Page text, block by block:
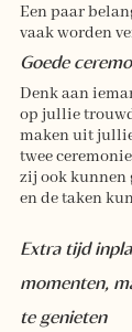
Een paar
vaak worden
Goede
Denk aan
op jullie
maken uit
twee
zij ook
en de taken
Extra tijd
momenten,
te genieten